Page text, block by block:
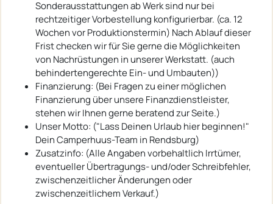
Sonderausstattungen ab Werk sind nur bei
rechtzeitiger Vorbestellung konfigurierbar. (ca. 12
Wochen vor Produktionstermin) Nach Ablauf dieser
Frist checken wir für Sie gerne die Möglichkeiten
von Nachrüstungen in unserer Werkstatt. (auch
behindertengerechte Ein- und Umbauten))
Finanzierung: (Bei Fragen zu einer möglichen
Finanzierung über unsere Finanzdienstleister,
stehen wir Ihnen gerne beratend zur Seite.)
Unser Motto: ("Lass Deinen Urlaub hier beginnen!"
Dein Camperhuus-Team in Rendsburg)
Zusatzinfo: (Alle Angaben vorbehaltlich Irrtümer,
eventueller Übertragungs- und/oder Schreibfehler,
zwischenzeitlicher Änderungen oder
zwischenzeitlichem Verkauf.)